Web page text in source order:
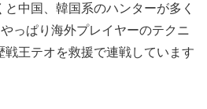
中国、韓国系のハンターが多く
っぱり海外プレイヤーのテクニ
戦王テオを救援で連戦しています